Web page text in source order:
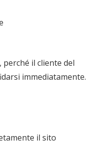
il cliente del
immediatamente.
il sito